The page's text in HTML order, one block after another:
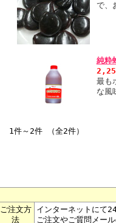
で、
純粋
最も
な風
1件～2件 （全2件）
ご注文方
法
インターネットにて
ご注文やご質問メー